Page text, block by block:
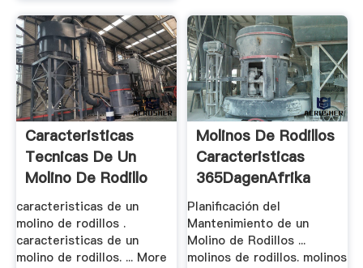
Caracteristicas
Tecnicas De Un
Molino De Rodillo
caracteristicas de un
molino de rodillos .
caracteristicas de un
molino de rodillos. ... More
Molinos De Rodillos
Caracteristicas
365DagenAfrika
Planificación del
Mantenimiento de un
Molino de Rodillos ...
molinos de rodillos. molinos